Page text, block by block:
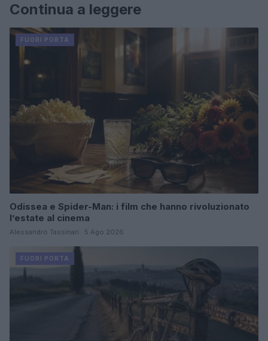
Continua a leggere
FUORI PORTA
Odissea e Spider-Man: i film che hanno rivoluzionato
l’estate al cinema
Alessandro Tassinari · 5 Ago 2026
FUORI PORTA